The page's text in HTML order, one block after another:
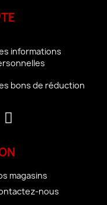
informations
bons de réduction
magasins
nous